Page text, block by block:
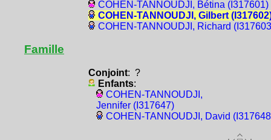
COHEN-TANNOUDJI, Bétina (I317601)
COHEN-TANNOUDJI, Gilbert
COHEN-TANNOUDJI, Richard
Famille
Conjoint: ?
Enfants:
COHEN-TANNOUDJI,
Jennifer (I317647)
COHEN-TANNOUDJI, David